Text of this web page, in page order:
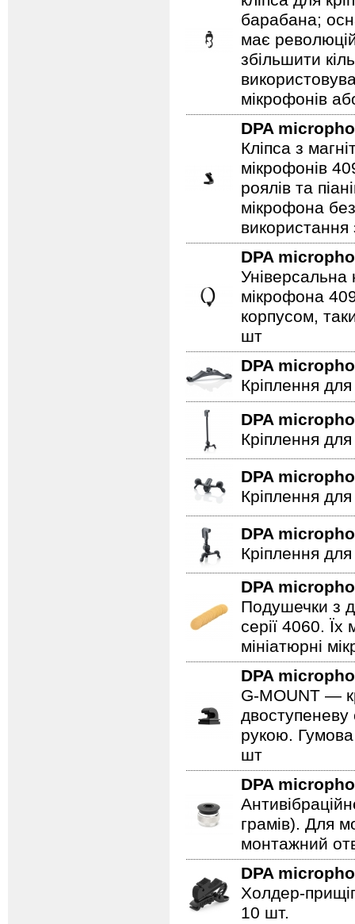
барабана;
має
збільшити
мікрофонів
DPA
Кліпса з
мікрофонів
роялів та
мікрофона
DPA
Універсальна
мікрофона
корпусом,
шт
DPA
Кріплення
DPA
Кріплення
DPA
Кріплення
DPA
Кріплення
DPA
Подушечки з
серії 4060.
мініатюрні
DPA
G-MOUNT —
двоступеневу
рукою. Гумова
шт
DPA
грамів). Для
монтажний
DPA
Холдер-
10 шт.